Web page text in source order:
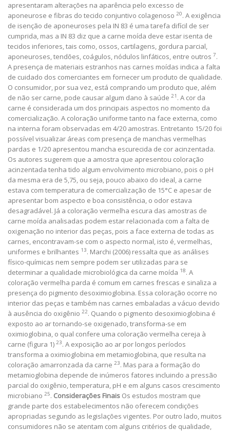
apresentaram alterações na aparência pelo excesso de
aponeurose e fibras do tecido conjuntivo colagenoso 20. A exigência
de isenção de aponeuroses pela IN 83 é uma tarefa difícil de ser
cumprida, mas a IN 83 diz que a carne moída deve estar isenta de
tecidos inferiores, tais como, ossos, cartilagens, gordura parcial,
aponeuroses, tendões, coágulos, nódulos linfáticos, entre outros 7.
A presença de materiais estranhos nas carnes moídas indica a falta
de cuidado dos comerciantes em fornecer um produto de qualidade.
O consumidor, por sua vez, está comprando um produto que, além
de não ser carne, pode causar algum dano à saúde 21 . A cor da
carne é considerada um dos principais aspectos no momento da
comercialização. A coloração uniforme tanto na face externa, como
na interna foram observadas em 4/20 amostras. Entretanto 15/20 foi
possível visualizar áreas com presença de manchas vermelhas
pardas e 1/20 apresentou mancha escurecida de cor acinzentada.
Os autores sugerem que a amostra que apresentou coloração
acinzentada tenha tido algum envolvimento microbiano, pois o pH
da mesma era de 5,75, ou seja, pouco abaixo do ideal, a carne
estava com temperatura de comercialização de 15°C e apesar de
apresentar bom aspecto e boa consistência, o odor estava
desagradável. Já a coloração vermelha escura das amostras de
carne moída analisadas podem estar relacionada com a falta de
oxigenação no interior das peças, pois a face externa de todas as
carnes, encontravam-se com o aspecto normal, isto é, vermelhas,
uniformes e brilhantes 13. Marchi (2006) ressalta que as análises
físico-químicas nem sempre podem ser utilizadas para se
determinar a qualidade microbiológica da carne moída 18. A
coloração vermelha parda é comum em carnes frescas e sinaliza a
presença do pigmento desoximioglobina. Essa coloração ocorre no
interior das peças e também nas carnes embaladas a vácuo devido
à ausência do oxigênio 22. Quando o pigmento desoximioglobina é
exposto ao ar tornando-se oxigenado, transforma-se em
oximioglobina, o qual confere uma coloração vermelha cereja à
carne (figura 1) 23. A exposição ao ar por longos períodos
transforma a oximioglobina em metamioglobina, que resulta na
coloração amarronzada da carne 23. Mas para a formação do
metamioglobina depende de inúmeros fatores incluindo a pressão
parcial do oxigênio, temperatura, pH e em alguns casos crescimento
microbiano 25. Considerações Finais Os estudos mostram que
grande parte dos estabelecimentos não oferecem condições
apropriadas segundo as legislações vigentes. Por outro lado, muitos
consumidores não se atentam com alguns critérios de qualidade,